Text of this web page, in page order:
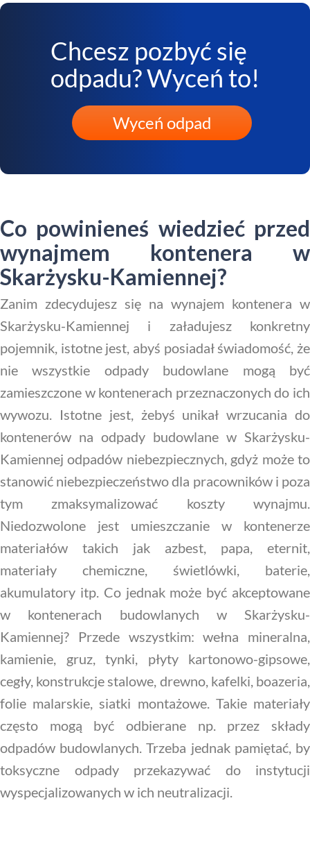
Chcesz pozbyć się
odpadu? Wyceń to!
Wyceń odpad
Co powinieneś wiedzieć przed
wynajmem kontenera w
Skarżysku-Kamiennej?
Zanim zdecydujesz się na wynajem kontenera w
Skarżysku-Kamiennej i załadujesz konkretny
pojemnik, istotne jest, abyś posiadał świadomość, że
nie wszystkie odpady budowlane mogą być
zamieszczone w kontenerach przeznaczonych do ich
wywozu. Istotne jest, żebyś unikał wrzucania do
kontenerów na odpady budowlane w Skarżysku-
Kamiennej odpadów niebezpiecznych, gdyż może to
stanowić niebezpieczeństwo dla pracowników i poza
tym zmaksymalizować koszty wynajmu.
Niedozwolone jest umieszczanie w kontenerze
materiałów takich jak azbest, papa, eternit,
materiały chemiczne, świetlówki, baterie,
akumulatory itp. Co jednak może być akceptowane
w kontenerach budowlanych w Skarżysku-
Kamiennej? Przede wszystkim: wełna mineralna,
kamienie, gruz, tynki, płyty kartonowo-gipsowe,
cegły, konstrukcje stalowe, drewno, kafelki, boazeria,
folie malarskie, siatki montażowe. Takie materiały
często mogą być odbierane np. przez składy
odpadów budowlanych. Trzeba jednak pamiętać, by
toksyczne odpady przekazywać do instytucji
wyspecjalizowanych w ich neutralizacji.